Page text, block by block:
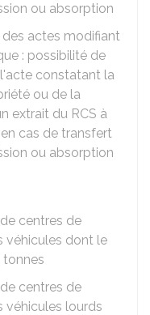
ou absorption
actes modifiant
: possibilité de
constatant la
ou de la
extrait du RCS à
cas de transfert
ou absorption
centres de
véhicules dont le
tonnes
centres de
véhicules lourds